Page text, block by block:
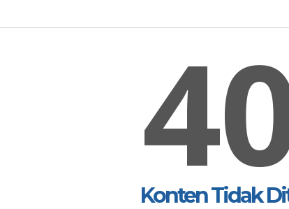
Konten Tidak